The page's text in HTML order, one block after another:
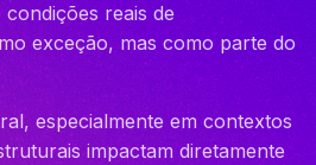
reais de
exceção, mas como parte do
especialmente em contextos
impactam diretamente